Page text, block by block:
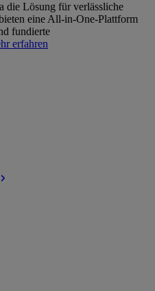
die Lösung für verlässliche
eine All-in-One-Plattform
fundierte
erfahren